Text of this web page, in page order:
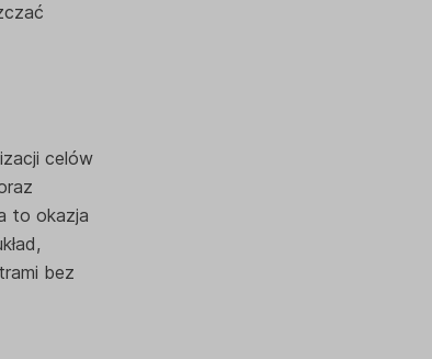
celów
to okazja
bez